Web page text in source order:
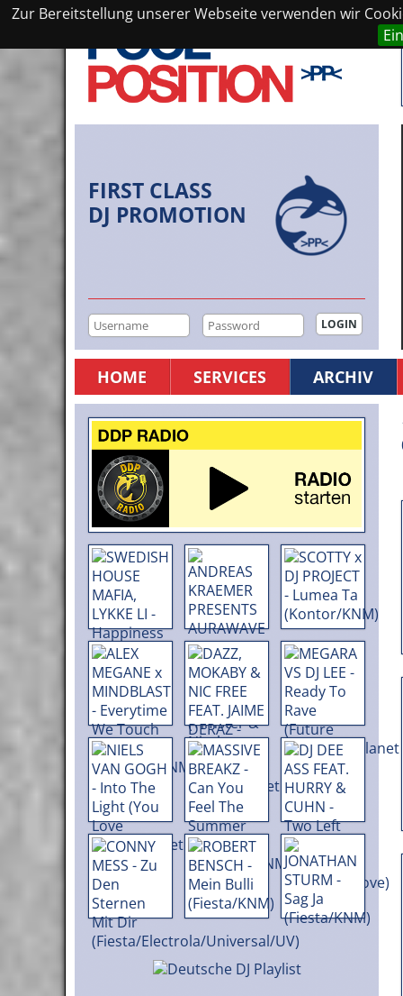
Zur Bereitstellung unserer Webseite verwenden wir
FIRST CLASS
DJ PROMOTION
HOME SERVICES ARCHIV